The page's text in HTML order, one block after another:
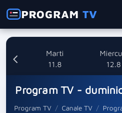
PROGRAMTV
Marti
11.8
12.8
Program TV -
Program TV Canale TV